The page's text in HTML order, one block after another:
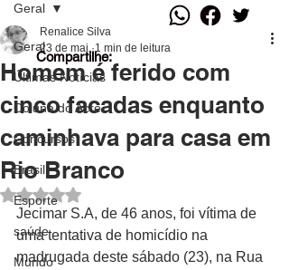
Geral
Últimas Notícias
Coluna do Acre
Concursos
Brasil
Esporte
saúde
Mundo
Geral
Homem é ferido com
cinco facadas enquanto
caminhava para casa em
Rio Branco
Renalice Silva
23 de mai. 1 min de leitura
Avaliado com NaN de 5 estrelas.
Jecimar S.A, de 46 anos, foi vítima de
uma tentativa de homicídio na
madrugada deste sábado (23), na Rua
Compartilhe: